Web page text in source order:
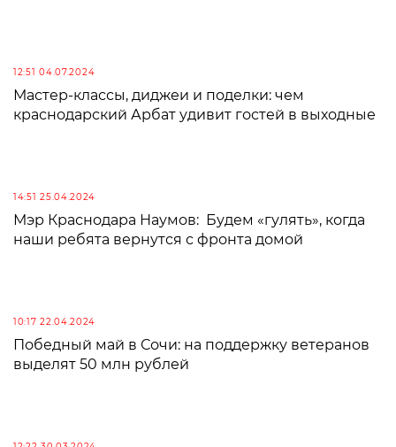
12:51 04.07.2024
Мастер-классы, диджеи и поделки: чем
краснодарский Арбат удивит гостей в выходные
14:51 25.04.2024
Мэр Краснодара Наумов: Будем «гулять», когда
наши ребята вернутся с фронта домой
10:17 22.04.2024
Победный май в Сочи: на поддержку ветеранов
выделят 50 млн рублей